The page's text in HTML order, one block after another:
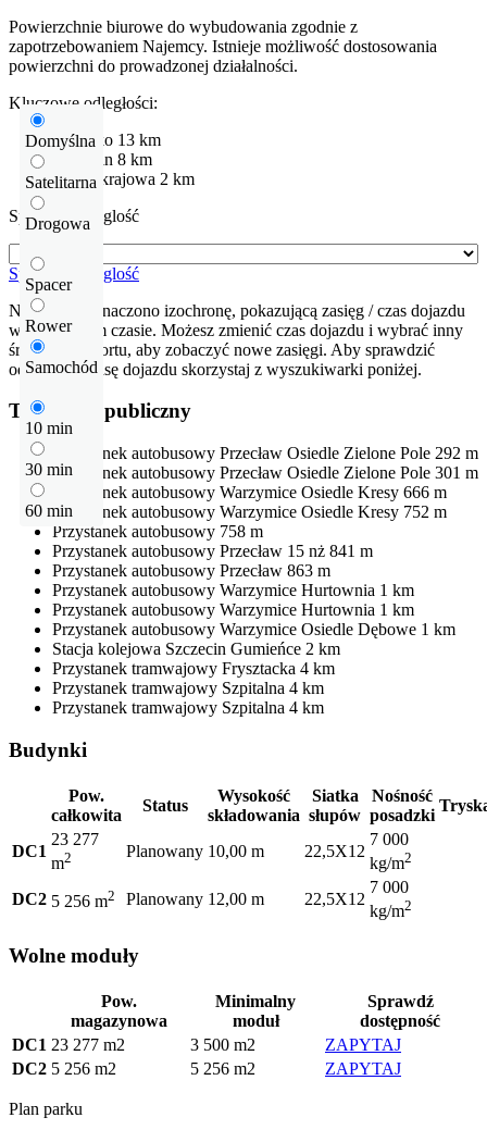
Powierzchnie biurowe do wybudowania zgodnie z
zapotrzebowaniem Najemcy. Istnieje możliwość dostosowania
powierzchni do prowadzonej działalności.
Domyślna
Satelitarna
Drogowa
Spacer
Rower
Samochód
10 min
30 min
60 min
Kluczowe odległości:
Lotnisko 13 km
Szczecin 8 km
Droga krajowa 2 km
Sprawdź odleglość
Sprawdź odleglość
Na mapie zaznaczono izochronę, pokazującą zasięg / czas dojazdu
w określonym czasie. Możesz zmienić czas dojazdu i wybrać inny
środek transportu, aby zobaczyć nowe zasięgi. Aby sprawdzić
odłegłość i trasę dojazdu skorzystaj z wyszukiwarki poniżej.
Transport publiczny
Przystanek autobusowy Przecław Osiedle Zielone Pole 292 m
Przystanek autobusowy Przecław Osiedle Zielone Pole 301 m
Przystanek autobusowy Warzymice Osiedle Kresy 666 m
Przystanek autobusowy Warzymice Osiedle Kresy 752 m
Przystanek autobusowy 758 m
Przystanek autobusowy Przecław 15 nż 841 m
Przystanek autobusowy Przecław 863 m
Przystanek autobusowy Warzymice Hurtownia 1 km
Przystanek autobusowy Warzymice Hurtownia 1 km
Przystanek autobusowy Warzymice Osiedle Dębowe 1 km
Stacja kolejowa Szczecin Gumieńce 2 km
Przystanek tramwajowy Frysztacka 4 km
Przystanek tramwajowy Szpitalna 4 km
Przystanek tramwajowy Szpitalna 4 km
Budynki
Pow.
całkowita
Status
Wysokość
składowania
Siatka
słupów
Nośność
posadzki
DC1
23 277
m2 Planowany 10,00 m 22,5X12
7 000
kg/m2
DC2 5 256 m2 Planowany 12,00 m 22,5X12
7 000
kg/m2
Wolne moduły
Pow.
magazynowa
Minimalny
moduł
Sprawdź
dostępność
DC1 23 277 m2 3 500 m2
ZAPYTAJ
DC2 5 256 m2 5 256 m2 ZAPYTAJ
Plan parku